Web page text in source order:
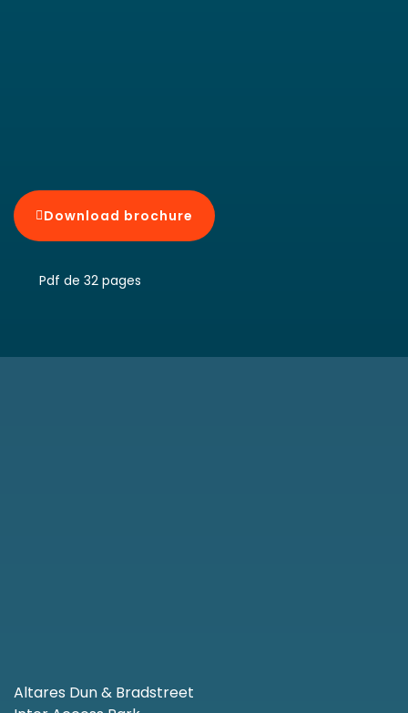
Download brochure
Pdf de 32 pages
Altares Dun & Bradstreet